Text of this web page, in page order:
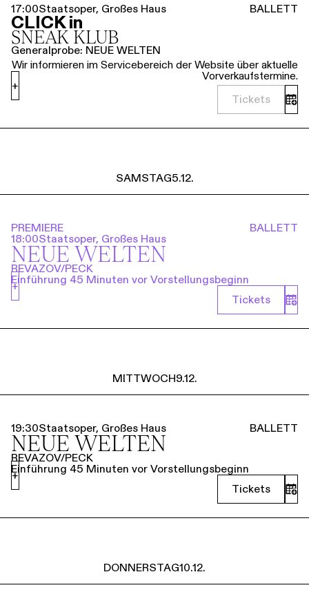
17:00Staatsoper, Großes Haus BALLETT
CLICK in
SNEAK KLUB
Generalprobe: NEUE WELTEN
Wir informieren im Servicebereich der Website über aktuelle
Vorverkaufstermine.
Tickets
+
SAMSTAG5.12.
PREMIERE
18:00Staatsoper, Großes Haus
BALLETT
NEUE WELTEN
REVAZOV/PECK
Einführung 45 Minuten vor Vorstellungsbeginn
Tickets
+
MITTWOCH9.12.
19:30Staatsoper, Großes Haus BALLETT
NEUE WELTEN
REVAZOV/PECK
Einführung 45 Minuten vor Vorstellungsbeginn
Tickets
+
DONNERSTAG10.12.